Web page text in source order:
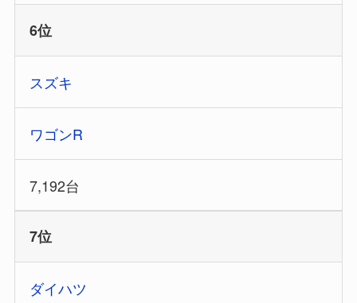
6位
スズキ
ワゴンR
7,192台
7位
ダイハツ